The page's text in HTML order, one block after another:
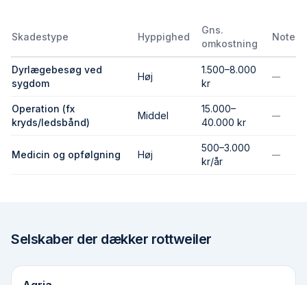
Skadestype Hyppighed
Gns.
omkostning
Note
Dyrlægebesøg ved
sygdom
Høj
1.500–8.000
kr
—
Operation (fx
kryds/ledsbånd)
Middel
15.000–
40.000 kr
—
Medicin og opfølgning Høj
500–3.000
kr/år
—
Selskaber der dækker rottweiler